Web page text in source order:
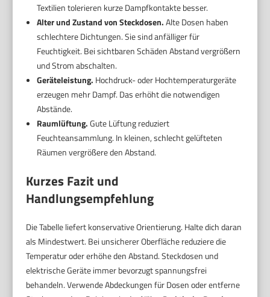
Textilien tolerieren kurze Dampfkontakte besser.
Alter und Zustand von Steckdosen.Alte Dosen haben
schlechtere Dichtungen. Sie sind anfälliger für
Feuchtigkeit. Bei sichtbaren Schäden Abstand vergrößern
und Strom abschalten.
Geräteleistung. Hochdruck- oder Hochtemperaturgeräte
erzeugen mehr Dampf. Das erhöht die notwendigen
Abstände.
Raumlüftung.Gute Lüftung reduziert
Feuchteansammlung. In kleinen, schlecht gelüfteten
Räumen vergrößere den Abstand.
Kurzes Fazit und
Handlungsempfehlung
Die Tabelle liefert konservative Orientierung. Halte dich daran
als Mindestwert. Bei unsicherer Oberfläche reduziere die
Temperatur oder erhöhe den Abstand. Steckdosen und
elektrische Geräte immer bevorzugt spannungsfrei
behandeln. Verwende Abdeckungen für Dosen oder entferne